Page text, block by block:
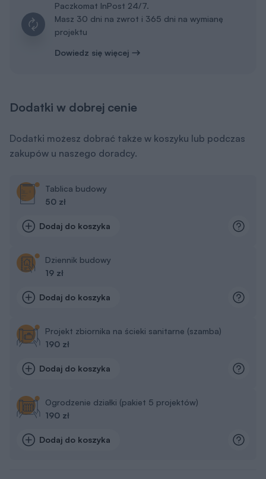
Paczkomat InPost 24/7.
Masz 30 dni na zwrot i 365 dni na wymianę
projektu
Dowiedz się więcej
Dodatki w dobrej cenie
Dodatki możesz dobrać także w koszyku lub podczas
zakupów u naszego doradcy.
Tablica budowy
50 zł
Dodaj do koszyka
Dziennik budowy
19 zł
Dodaj do koszyka
Projekt zbiornika na ścieki sanitarne (szamba)
190 zł
Dodaj do koszyka
Ogrodzenie działki (pakiet 5 projektów)
190 zł
Dodaj do koszyka